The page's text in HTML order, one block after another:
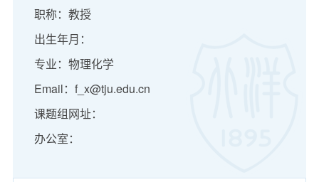
职称：教授
出生年月：
专业：物理化学
Email：f_x@tju.edu.cn
课题组网址：
办公室：